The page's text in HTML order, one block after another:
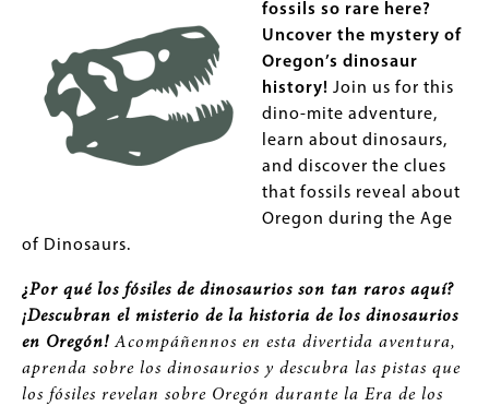
fossils so rare here?
Uncover the mystery of
Oregon’s dinosaur
history! Join us for this
dino-mite adventure,
learn about dinosaurs,
and discover the clues
that fossils reveal about
Oregon during the Age
of Dinosaurs.
¿Por qué los fósiles de dinosaurios son tan raros aquí?
¡Descubran el misterio de la historia de los dinosaurios
en Oregón!Acompáñennos en esta divertida aventura,
aprenda sobre los dinosaurios y descubra las pistas que
los fósiles revelan sobre Oregón durante la Era de los